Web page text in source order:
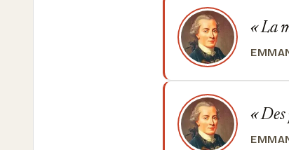
La
Des